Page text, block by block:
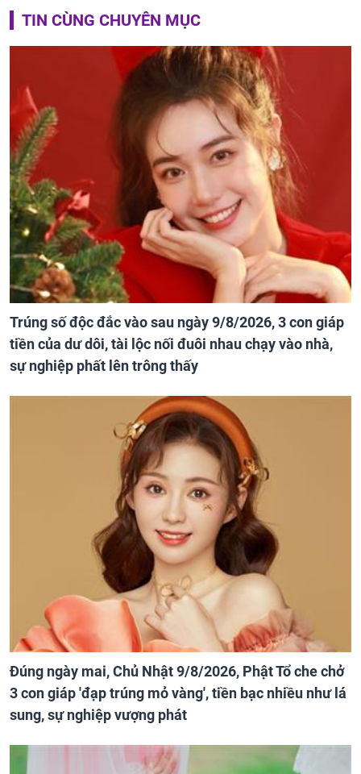
TIN CÙNG CHUYÊN MỤC
Trúng số độc đắc vào sau ngày 9/8/2026, 3 con giáp
tiền của dư dôi, tài lộc nối đuôi nhau chạy vào nhà,
sự nghiệp phất lên trông thấy
Đúng ngày mai, Chủ Nhật 9/8/2026, Phật Tổ che chở
3 con giáp 'đạp trúng mỏ vàng', tiền bạc nhiều như lá
sung, sự nghiệp vượng phát